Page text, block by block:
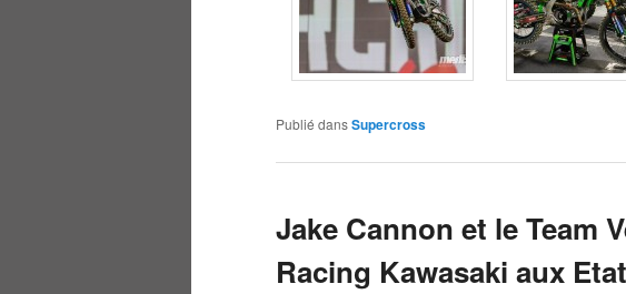
Publié dansSupercross
Jake Cannon et le Team
Racing Kawasaki aux